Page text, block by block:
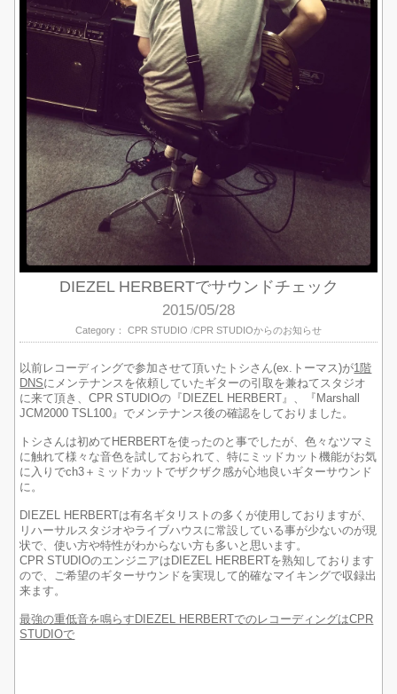
DIEZEL HERBERTでサウンドチェック
2015/05/28
Category： CPR STUDIO CPR STUDIOからのお知らせ
以前レコーディングで参加させて頂いたトシさん(ex.トーマス)が1階
DNSにメンテナンスを依頼していたギターの引取を兼ねてスタジオ
に来て頂き、CPR STUDIOの『DIEZEL HERBERT』、『Marshall
JCM2000 TSL100』でメンテナンス後の確認をしておりました。
トシさんは初めてHERBERTを使ったのと事でしたが、色々なツマミ
に触れて様々な音色を試しておられて、特にミッドカット機能がお気
に入りでch3＋ミッドカットでザクザク感が心地良いギターサウンド
に。
DIEZEL HERBERTは有名ギタリストの多くが使用しておりますが、
リハーサルスタジオやライブハウスに常設している事が少ないのが現
状で、使い方や特性がわからない方も多いと思います。
CPR STUDIOのエンジニアはDIEZEL HERBERTを熟知しております
ので、ご希望のギターサウンドを実現して的確なマイキングで収録出
来ます。
最強の重低音を鳴らすDIEZEL HERBERTでのレコーディングはCPR
STUDIOで